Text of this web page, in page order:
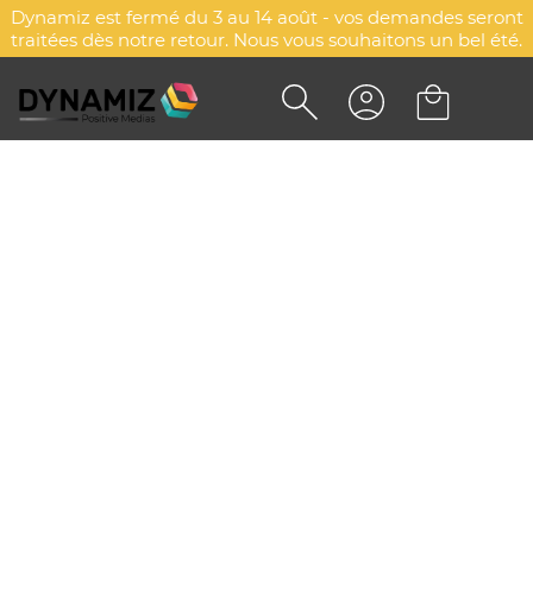
Dynamiz est fermé du 3 au 14 août - vos demandes seront
traitées dès notre retour. Nous vous souhaitons un bel été.
Impression numérique sur objets - Nominatif
Accueil